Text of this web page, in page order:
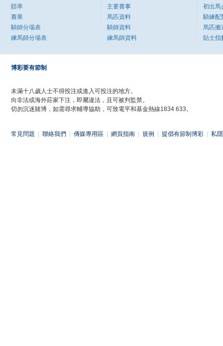
賠率
賽果
騎師分場表
練馬師分場表
主要賽事
馬匹資料
騎師資料
練馬師資料
初出馬
騎練配
馬匹搬
貼士指
博彩要有節制
未滿十八歲人士不得投注或進入可投注的地方。
向非法或海外莊家下注，即屬違法，且可被判監禁。
切勿沉迷賭博，如需尋求輔導協助，可致電平和基金熱線1834 633。
常見問題 聯絡我們 傳媒專用區 網頁指南 規例 提倡有節制博彩 私